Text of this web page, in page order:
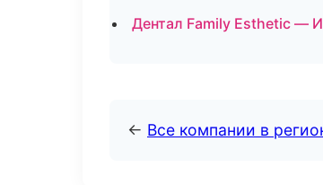
Дентал Family Esthetic —
← Все компании в